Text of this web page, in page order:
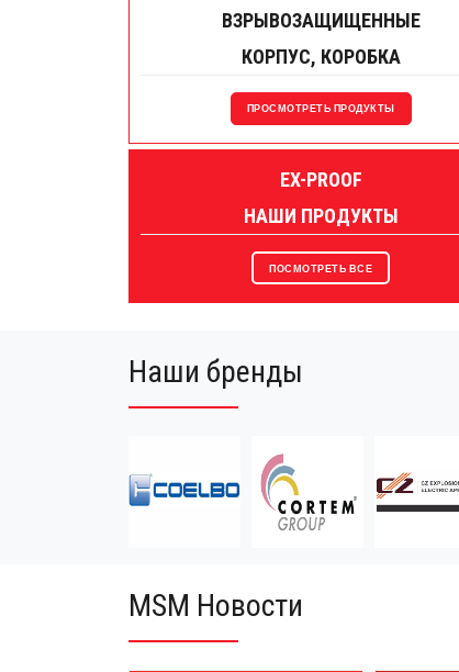
ВЗРЫВОЗАЩИЩЕННЫЕ
КОРПУС, КОРОБКА
ПРОСМОТРЕТЬ ПРОДУКТЫ
EX-PROOF
НАШИ ПРОДУКТЫ
ПОСМОТРЕТЬ ВСЕ
Наши бренды
MSM Новости